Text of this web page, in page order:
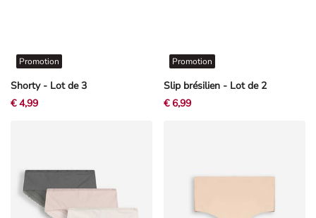
Shorty - Lot de 3
Promotion
€ 4,99
Slip brésilien - Lot de 2
Promotion
€ 6,99